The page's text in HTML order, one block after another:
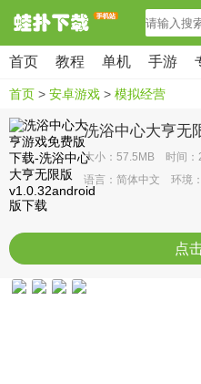
首页 教程 单机 手游
首页 > 安卓游戏 > 模拟经营
洗浴中心大亨无
大小：57.5MB 时间：
语言：简体中文 环境
点